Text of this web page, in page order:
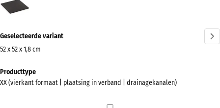
(active)
Geselecteerde variant
52 x 52 x 1,8 cm
voor
Producttype
XX (vierkant formaat | plaatsing in verband | drainagekanalen)